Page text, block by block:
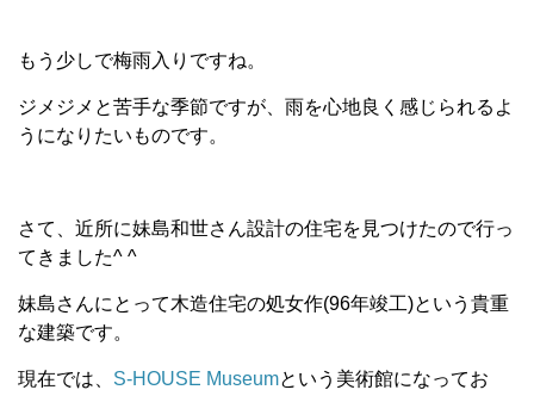
もう少しで梅雨入りですね。
ジメジメと苦手な季節ですが、雨を心地良く感じられるよ
うになりたいものです。
さて、近所に妹島和世さん設計の住宅を見つけたので行っ
てきました^ ^
妹島さんにとって木造住宅の処女作(96年竣工)という貴重
な建築です。
現在では、 S-HOUSE Museumという美術館になってお